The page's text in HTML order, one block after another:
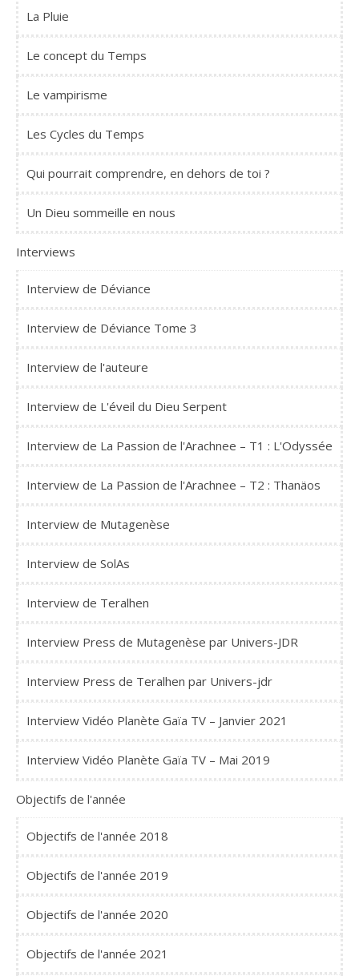
La Pluie
Le concept du Temps
Le vampirisme
Les Cycles du Temps
Qui pourrait comprendre, en dehors de toi ?
Un Dieu sommeille en nous
Interviews
Interview de Déviance
Interview de Déviance Tome 3
Interview de l'auteure
Interview de L'éveil du Dieu Serpent
Interview de La Passion de l'Arachnee – T1 : L'Odyssée
Interview de La Passion de l'Arachnee – T2 : Thanäos
Interview de Mutagenèse
Interview de SolAs
Interview de Teralhen
Interview Press de Mutagenèse par Univers-JDR
Interview Press de Teralhen par Univers-jdr
Interview Vidéo Planète Gaïa TV – Janvier 2021
Interview Vidéo Planète Gaïa TV – Mai 2019
Objectifs de l'année
Objectifs de l'année 2018
Objectifs de l'année 2019
Objectifs de l'année 2020
Objectifs de l'année 2021